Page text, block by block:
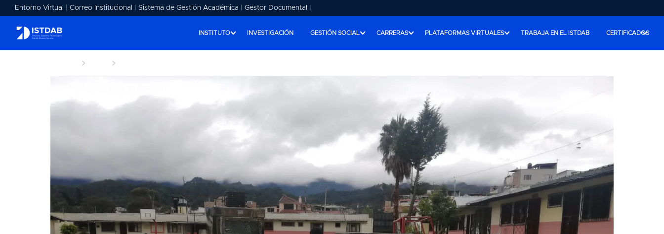
Entorno Virtual Correo Institucional Sistema de Gestión Académica Gestor Documental
INSTITUTO INVESTIGACIÓN GESTIÓN SOCIAL CARRERAS PLATAFORMAS VIRTUALES TRABAJA EN EL ISTDAB CERTIFICADOS